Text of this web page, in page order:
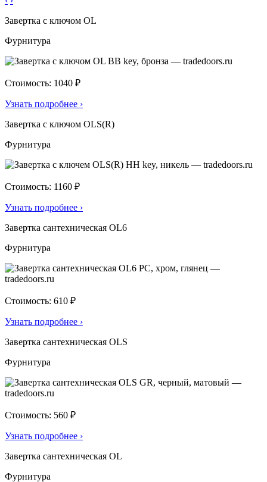
Завертка с ключом OL
Фурнитура
Стоимость: 1040 ₽
Узнать подробнее ›
Завертка с ключом OLS(R)
Фурнитура
Стоимость: 1160 ₽
Узнать подробнее ›
Завертка сантехническая OL6
Фурнитура
Стоимость: 610 ₽
Узнать подробнее ›
Завертка сантехническая OLS
Фурнитура
Стоимость: 560 ₽
Узнать подробнее ›
Завертка сантехническая OL
Фурнитура